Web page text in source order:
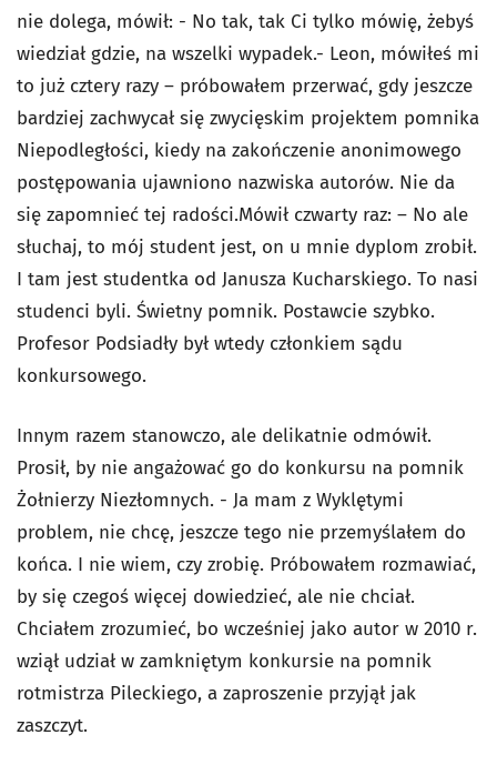
nie dolega, mówił: - No tak, tak Ci tylko mówię, żebyś
wiedział gdzie, na wszelki wypadek.- Leon, mówiłeś mi
to już cztery razy – próbowałem przerwać, gdy jeszcze
bardziej zachwycał się zwycięskim projektem pomnika
Niepodległości, kiedy na zakończenie anonimowego
postępowania ujawniono nazwiska autorów. Nie da
się zapomnieć tej radości.Mówił czwarty raz: – No ale
słuchaj, to mój student jest, on u mnie dyplom zrobił.
I tam jest studentka od Janusza Kucharskiego. To nasi
studenci byli. Świetny pomnik. Postawcie szybko.
Profesor Podsiadły był wtedy członkiem sądu
konkursowego.
Innym razem stanowczo, ale delikatnie odmówił.
Prosił, by nie angażować go do konkursu na pomnik
Żołnierzy Niezłomnych. - Ja mam z Wyklętymi
problem, nie chcę, jeszcze tego nie przemyślałem do
końca. I nie wiem, czy zrobię. Próbowałem rozmawiać,
by się czegoś więcej dowiedzieć, ale nie chciał.
Chciałem zrozumieć, bo wcześniej jako autor w 2010 r.
wziął udział w zamkniętym konkursie na pomnik
rotmistrza Pileckiego, a zaproszenie przyjął jak
zaszczyt.